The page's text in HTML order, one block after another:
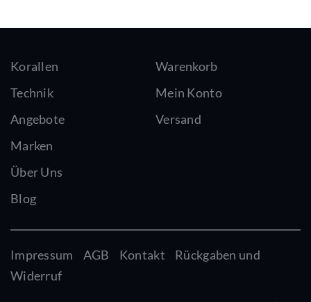
Korallen
Technik
Angebote
Marken
Über Uns
Blog
Warenkorb
Mein Konto
Versand
Impressum AGB Kontakt
Rückgaben und
Widerruf